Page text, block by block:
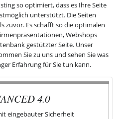
so optimiert, dass es Ihre Seite
unterstützt. Die Seiten
zuvor. Es schafft so die optimalen
Webshops
gestützter Seite. Unser
Sie zu uns und sehen Sie was
Erfahrung für Sie tun kann.
4.0
eingebauter Sicherheit